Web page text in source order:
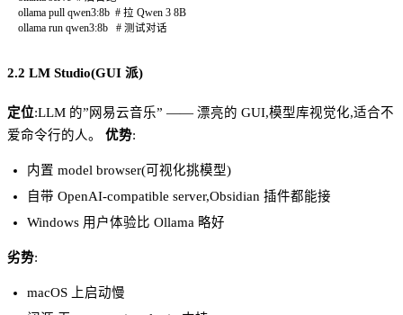
ollama pull qwen3:8b
  # 拉 Qwen 3 8B
ollama run qwen3:8b
   # 测试对话
2.2 LM Studio(GUI 派)
定位:LLM 的”网易云音乐” —— 漂亮的 GUI,模型库视觉化,适合不
爱命令行的人。 优势:
内置 model browser(可视化挑模型)
自带 OpenAI-compatible server,Obsidian 插件都能接
Windows 用户体验比 Ollama 略好
劣势:
macOS 上启动慢